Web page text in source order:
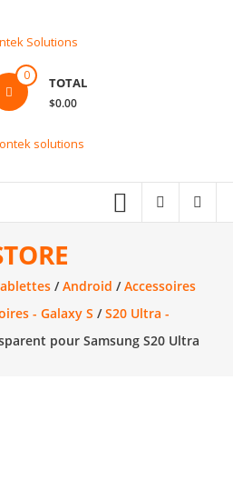
0 TOTAL
$0.00
/Android /Accessoires
- Galaxy S /S20 Ultra -
pour Samsung S20 Ultra